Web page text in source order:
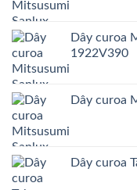
Dây curoa
1922V390
Dây curoa
Dây curoa